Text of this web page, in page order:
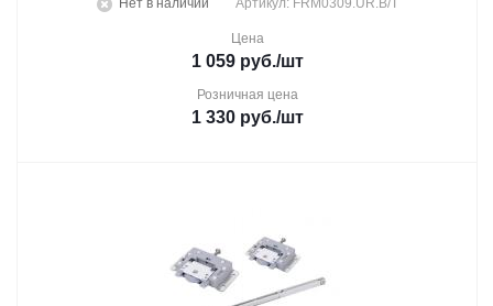
Нет в наличии
Артикул: FRM0309.UR.B/T
Цена
1 059 руб./шт
Розничная цена
1 330 руб./шт